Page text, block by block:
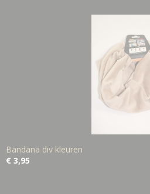
Bandana div kleuren
€ 3,95